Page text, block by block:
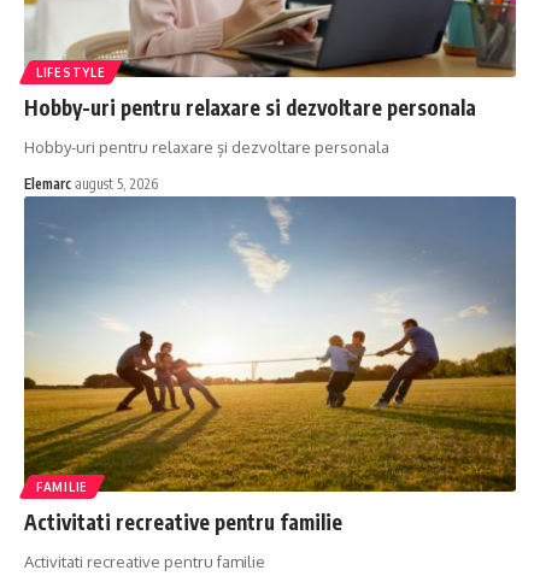
LIFESTYLE
Hobby-uri pentru relaxare si dezvoltare personala
Hobby-uri pentru relaxare și dezvoltare personala
Elemarc august 5, 2026
FAMILIE
Activitati recreative pentru familie
Activitati recreative pentru familie